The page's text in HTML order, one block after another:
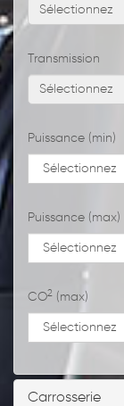
Sélectionnez
Transmission
Sélectionnez
Puissance (min)
Puissance (max)
CO2 (max)
Carrosserie